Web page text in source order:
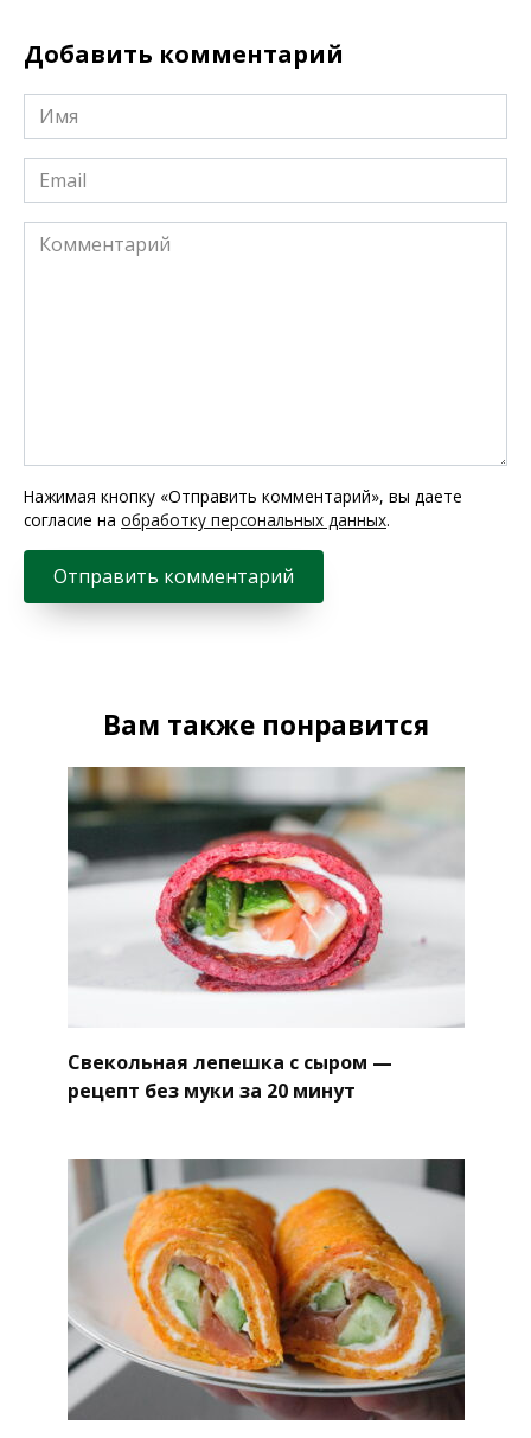
Добавить комментарий
Имя
*
Email
*
Комментарий
Нажимая кнопку «Отправить комментарий», вы даете
согласие на обработку персональных данных.
Вам также понравится
Свекольная лепешка с сыром —
рецепт без муки за 20 минут